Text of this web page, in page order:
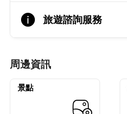
旅遊諮詢服務
周邊資訊
景點